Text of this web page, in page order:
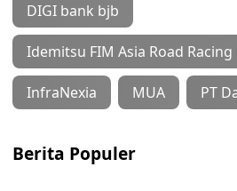
DIGI bank bjb
Idemitsu FIM Asia Road
InfraNexia MUA PT
Berita Populer